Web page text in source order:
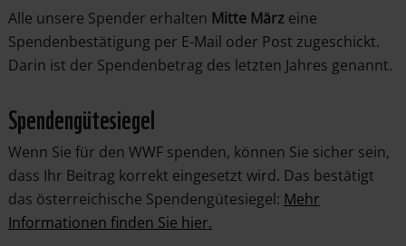
Alle unsere Spender erhalten Mitte März eine
Spendenbestätigung per E-Mail oder Post zugeschickt.
Darin ist der Spendenbetrag des letzten Jahres genannt.
Spendengütesiegel
Wenn Sie für den WWF spenden, können Sie sicher sein,
dass Ihr Beitrag korrekt eingesetzt wird. Das bestätigt
das österreichische Spendengütesiegel: Mehr
Informationen finden Sie hier.